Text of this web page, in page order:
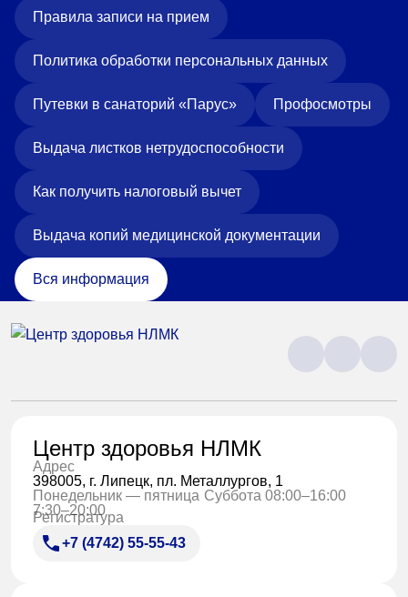
Версия для слабовидящих
Правила записи на прием
Политика обработки персональных данных
Путевки в санаторий «Парус» Профосмотры
Выдача листков нетрудоспособности
Как получить налоговый вычет
Выдача копий медицинской документации
Вся информация
Центр здоровья НЛМК
Адрес
398005, г. Липецк, пл. Металлургов, 1
Понедельник — пятница
7:30–20:00
Суббота 08:00–16:00
Регистратура
+7 (4742) 55-55-43